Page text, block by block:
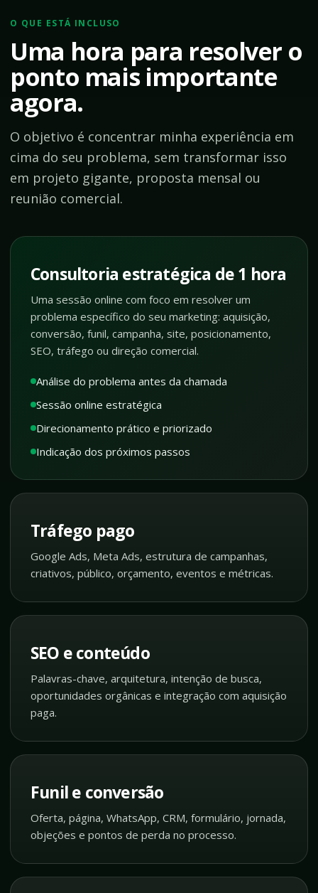
O QUE ESTÁ INCLUSO
Uma hora para resolver o
ponto mais importante
agora.
O objetivo é concentrar minha experiência em
cima do seu problema, sem transformar isso
em projeto gigante, proposta mensal ou
reunião comercial.
Consultoria estratégica de 1 hora
Uma sessão online com foco em resolver um
problema específico do seu marketing: aquisição,
conversão, funil, campanha, site, posicionamento,
SEO, tráfego ou direção comercial.
Análise do problema antes da chamada
Sessão online estratégica
Direcionamento prático e priorizado
Indicação dos próximos passos
Tráfego pago
Google Ads, Meta Ads, estrutura de campanhas,
criativos, público, orçamento, eventos e métricas.
SEO e conteúdo
Palavras-chave, arquitetura, intenção de busca,
oportunidades orgânicas e integração com aquisição
paga.
Funil e conversão
Oferta, página, WhatsApp, CRM, formulário, jornada,
objeções e pontos de perda no processo.